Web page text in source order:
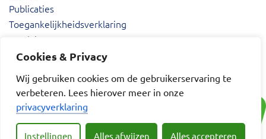
Cookies & Privacy
Wij gebruiken cookies om de gebruikerservaring te
verbeteren. Lees hierover meer in onze
privacyverklaring
Instellingen Alles afwijzen Alles accepteren
Publicaties
Toegankelijkheidsverklaring
Proclaimer